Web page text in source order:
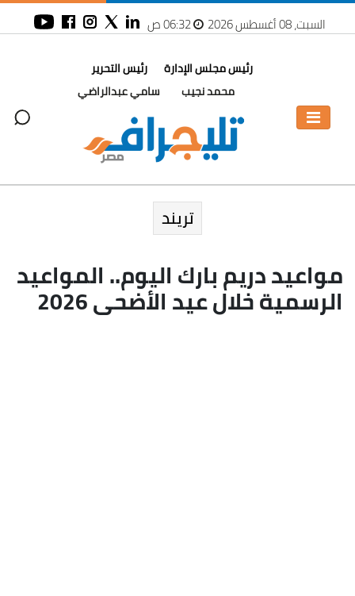
السبت، 08 أغسطس 2026 06:32 ص
رئيس مجلس الإدارة
محمد نجيب
رئيس التحرير
سامي عبدالراضي
تريند
مواعيد دريم بارك اليوم.. المواعيد
الرسمية خلال عيد الأضحى 2026